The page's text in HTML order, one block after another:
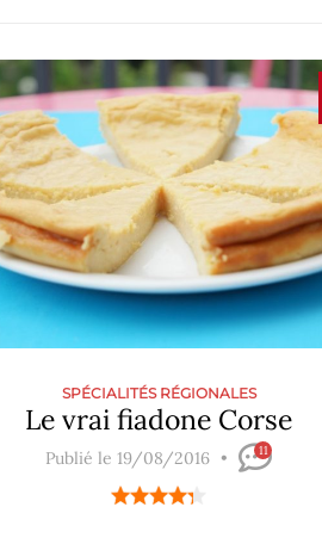
SPÉCIALITÉS RÉGIONALES
Le vrai fiadone Corse
Publié le 19/08/2016 11